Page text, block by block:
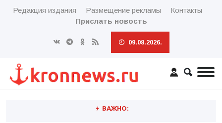
Редакция издания Размещение рекламы
Контакты
Прислать новость
09.08.2026.
ВАЖНО: